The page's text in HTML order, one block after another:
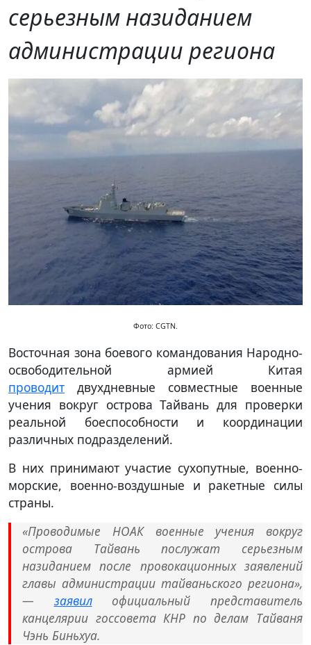
серьезным назиданием
администрации региона
Фото: CGTN.
Восточная зона боевого командования Народно-
освободительной армией Китая
проводит двухдневные совместные военные
учения вокруг острова Тайвань для проверки
реальной боеспособности и координации
различных подразделений.
В них принимают участие сухопутные, военно-
морские, военно-воздушные и ракетные силы
страны.
«Проводимые НОАК военные учения вокруг
острова Тайвань послужат серьезным
назиданием после провокационных заявлений
главы администрации тайваньского региона»,
— заявилофициальный представитель
канцелярии госсовета КНР по делам Тайваня
Чэнь Биньхуа.